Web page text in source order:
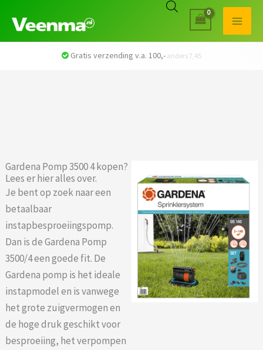
Gardena Pomp 3500 4 kopen?
Lees er hier alles over.
Je bent op zoek naar een
betaalbaar
instapbesproeiingspomp.
Dan is de Gardena Pomp
3500/4 een goede fit. De
Gardena pomp is het ideale
instapmodel en is vanwege
het grote zuigvermogen en
de hoge druk geschikt voor
besproeiing, het verpompen
Veilig betalen met iDEAL